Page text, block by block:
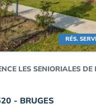
RÉS.
LES SENIORIALES DE
- BRUGES